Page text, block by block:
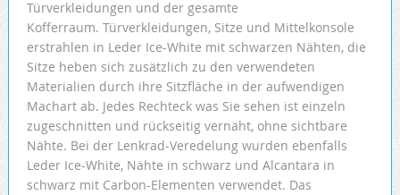
Türverkleidungen und der gesamte
Kofferraum. Türverkleidungen, Sitze und Mittelkonsole
erstrahlen in Leder Ice-White mit schwarzen Nähten, die
Sitze heben sich zusätzlich zu den verwendeten
Materialien durch ihre Sitzfläche in der aufwendigen
Machart ab. Jedes Rechteck was Sie sehen ist einzeln
zugeschnitten und rückseitig vernäht, ohne sichtbare
Nähte. Bei der Lenkrad-Veredelung wurden ebenfalls
Leder Ice-White, Nähte in schwarz und Alcantara in
schwarz mit Carbon-Elementen verwendet. Das